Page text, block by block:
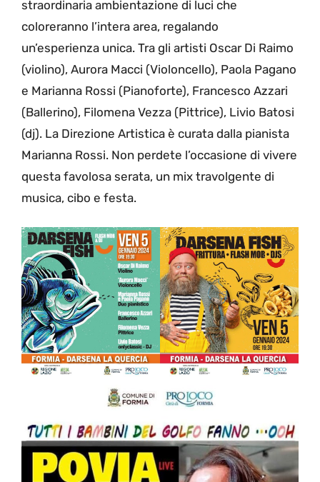
straordinaria ambientazione di luci che
coloreranno l’intera area, regalando
un’esperienza unica. Tra gli artisti Oscar Di Raimo
(violino), Aurora Macci (Violoncello), Paola Pagano
e Marianna Rossi (Pianoforte), Francesco Azzari
(Ballerino), Filomena Vezza (Pittrice), Livio Batosi
(dj). La Direzione Artistica è curata dalla pianista
Marianna Rossi. Non perdete l’occasione di vivere
questa favolosa serata, un mix travolgente di
musica, cibo e festa.